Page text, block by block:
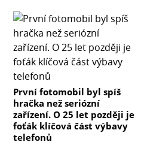
První fotomobil byl spíš
hračka než seriózní
zařízení. O 25 let později je
foťák klíčová část výbavy
telefonů